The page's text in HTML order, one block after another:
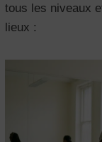
tous les niveaux
lieux :